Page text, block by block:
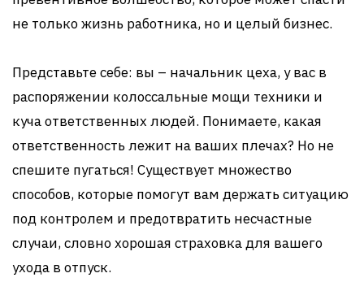
не только жизнь работника, но и целый бизнес.
Представьте себе: вы – начальник цеха, у вас в
распоряжении колоссальные мощи техники и
куча ответственных людей. Понимаете, какая
ответственность лежит на ваших плечах? Но не
спешите пугаться! Существует множество
способов, которые помогут вам держать ситуацию
под контролем и предотвратить несчастные
случаи, словно хорошая страховка для вашего
ухода в отпуск.